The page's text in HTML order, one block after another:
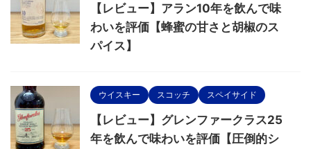
【レビュー】アラン10年を飲んで味
わいを評価【蜂蜜の甘さと胡椒のス
パイス】
ウイスキー スコッチ スペイサイド
【レビュー】グレンファークラス25
年を飲んで味わいを評価【圧倒的シ